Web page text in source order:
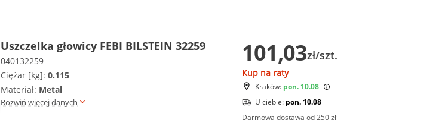
Uszczelka głowicy FEBI BILSTEIN 32259
040132259
Ciężar [kg]: 0.115
Materiał: Metal
Rozwiń więcej danych
101,03zł/szt.
Kup na raty
Kraków: pon. 10.08
U ciebie: pon. 10.08
Darmowa dostawa od 250 zł